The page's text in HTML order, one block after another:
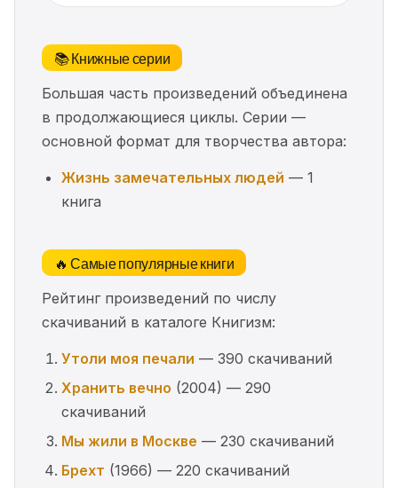
📚 Книжные серии
Большая часть произведений объединена
в продолжающиеся циклы. Серии —
основной формат для творчества автора:
Жизнь замечательных людей — 1
книга
🔥 Самые популярные книги
Рейтинг произведений по числу
скачиваний в каталоге Книгизм:
Утоли моя печали — 390 скачиваний
Хранить вечно (2004) — 290
скачиваний
Мы жили в Москве — 230 скачиваний
Брехт (1966) — 220 скачиваний